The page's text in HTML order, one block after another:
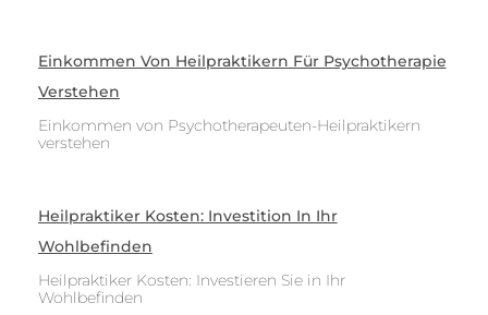
Einkommen Von Heilpraktikern Für Psychotherapie
Verstehen
Einkommen von Psychotherapeuten-Heilpraktikern
verstehen
Heilpraktiker Kosten: Investition In Ihr
Wohlbefinden
Heilpraktiker Kosten: Investieren Sie in Ihr
Wohlbefinden